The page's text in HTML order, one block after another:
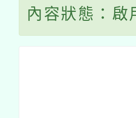
內容狀態：啟